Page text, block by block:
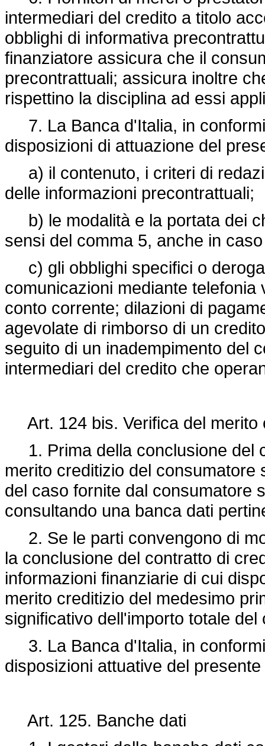
intermediari del credito a titolo
obblighi di informativa
finanziatore assicura che il
precontrattuali; assicura inoltre
rispettino la disciplina ad essi
7. La Banca d'Italia, in
disposizioni di attuazione del
a) il contenuto, i criteri di
delle informazioni precontrattuali;
b) le modalità e la portata dei
sensi del comma 5, anche in
c) gli obblighi specifici o
comunicazioni mediante
conto corrente; dilazioni di
agevolate di rimborso di un
seguito di un inadempimento del
intermediari del credito che
Art. 124 bis. Verifica del merito
1. Prima della conclusione del
merito creditizio del
del caso fornite dal consumatore
consultando una banca dati
2. Se le parti convengono di
la conclusione del contratto di
informazioni finanziarie di cui
merito creditizio del medesimo
significativo dell'importo totale del
3. La Banca d'Italia, in
disposizioni attuative del
Art. 125. Banche dati